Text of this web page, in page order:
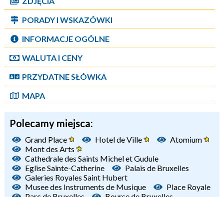
PORADY I WSKAZÓWKI
INFORMACJE OGÓLNE
WALUTA I CENY
PRZYDATNE SŁÓWKA
MAPA
Polecamy miejsca:
Grand Place Hotel de Ville
Atomium
Mont des Arts
Cathedrale des Saints Michel et Gudule
Eglise Sainte-Catherine
Palais de Bruxelles
Galeries Royales Saint Hubert
Musee des Instruments de Musique
Place Royale